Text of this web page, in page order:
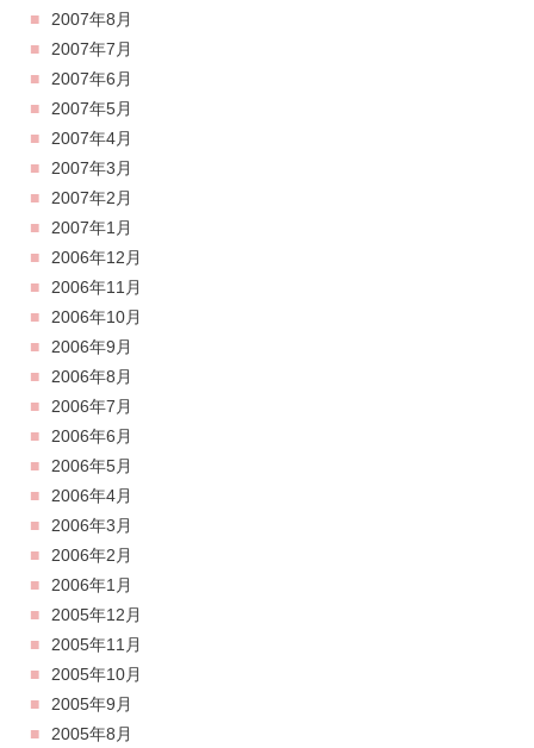
2007年8月
2007年7月
2007年6月
2007年5月
2007年4月
2007年3月
2007年2月
2007年1月
2006年12月
2006年11月
2006年10月
2006年9月
2006年8月
2006年7月
2006年6月
2006年5月
2006年4月
2006年3月
2006年2月
2006年1月
2005年12月
2005年11月
2005年10月
2005年9月
2005年8月